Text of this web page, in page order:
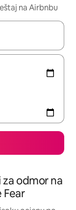
na Airbnbu
i dolje pomoću
odmor na
Fear